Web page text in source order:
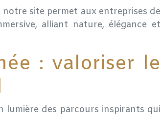
site permet aux entreprises de
alliant nature, élégance et
: valoriser le
lumière des parcours inspirants qui